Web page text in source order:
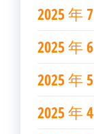
2025 年
2025 年
2025 年
2025 年